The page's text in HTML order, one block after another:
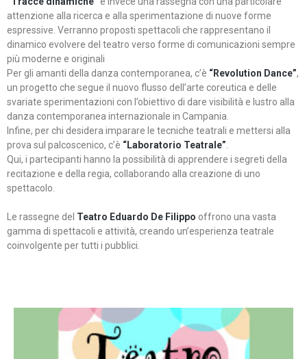
attenzione alla ricerca e alla sperimentazione di nuove forme
espressive. Verranno proposti spettacoli che rappresentano il
dinamico evolvere del teatro verso forme di comunicazioni sempre
più moderne e originali
Per gli amanti della danza contemporanea, c’è “Revolution Dance”,
un progetto che segue il nuovo flusso dell’arte coreutica e delle
svariate sperimentazioni con l’obiettivo di dare visibilità e lustro alla
danza contemporanea internazionale in Campania.
Infine, per chi desidera imparare le tecniche teatrali e mettersi alla
prova sul palcoscenico, c’è “Laboratorio Teatrale”
Qui, i partecipanti hanno la possibilità di apprendere i segreti della
recitazione e della regia, collaborando alla creazione di uno
spettacolo.
Le rassegne del Teatro Eduardo De Filippo offrono una vasta
gamma di spettacoli e attività, creando un’esperienza teatrale
coinvolgente per tutti i pubblici.